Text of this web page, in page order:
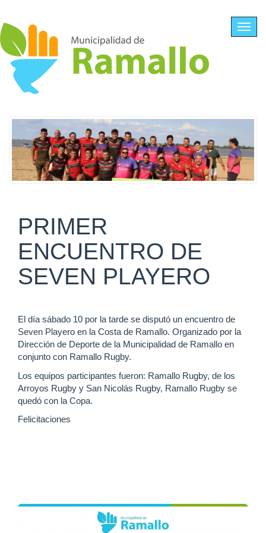
PRIMER
ENCUENTRO DE
SEVEN PLAYERO
El día sábado 10 por la tarde se disputó un encuentro de
Seven Playero en la Costa de Ramallo. Organizado por la
Dirección de Deporte de la Municipalidad de Ramallo en
conjunto con Ramallo Rugby.
Los equipos participantes fueron: Ramallo Rugby, de los
Arroyos Rugby y San Nicolás Rugby, Ramallo Rugby se
quedó con la Copa.
Felicitaciones